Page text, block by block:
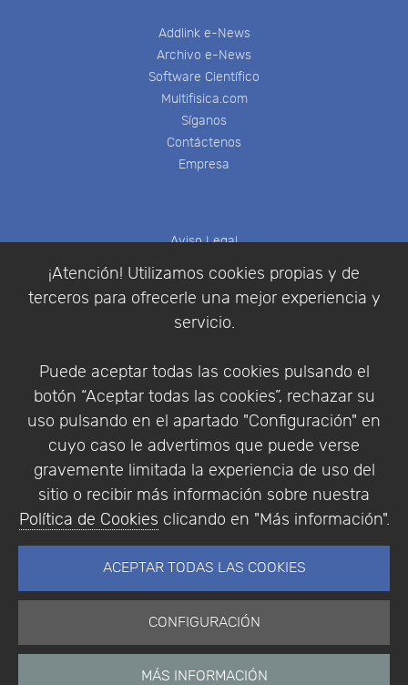
¡Atención! Utilizamos cookies propias y de
terceros para ofrecerle una mejor experiencia y
servicio.
Puede aceptar todas las cookies pulsando el
botón “Aceptar todas las cookies”, rechazar su
uso pulsando en el apartado "Configuración" en
cuyo caso le advertimos que puede verse
gravemente limitada la experiencia de uso del
sitio o recibir más información sobre nuestra
Política de Cookies clicando en "Más información".
ACEPTAR TODAS LAS COOKIES
CONFIGURACIÓN
MÁS INFORMACIÓN
Addlink e-News
Archivo e-News
Software Científico
Multifisica.com
Síganos
Contáctenos
Empresa
Aviso Legal
Condiciones de compra
Identificarse
Empresa|Aviso Legal| Política de Privacidad |
Política de Cookies
© Copyright 1994 - 2026. Addlink Software
Científico, S.L.
Portugal.